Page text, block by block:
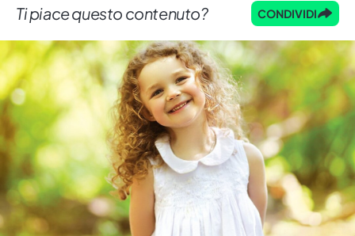
Ti piace questo contenuto? CONDIVIDI